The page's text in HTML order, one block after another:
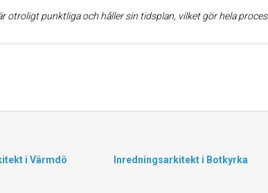
det märks att de lägger stor vikt vid detaljer. Resultatet blev estetiskt tilltalande och professionellt utfört – precis som vi önskade. Vi kan varmt rekommendera AY Renovations till alla som söker ett pålitligt och skickligt team.
i Värmdö
Inredningsarkitekt i Botkyrka